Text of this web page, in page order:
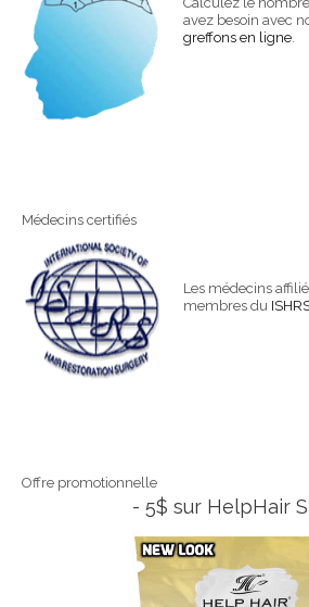
avez besoin avec
greffons en ligne.
Médecins certifiés
Les médecins
membres du
Offre promotionnelle
- 5$ sur HelpHair